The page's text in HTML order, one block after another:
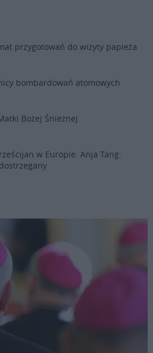
przygotowań do wizyty papieża
bombardowań atomowych
Bożej Śnieżnej
w Europie. Anja Tang: